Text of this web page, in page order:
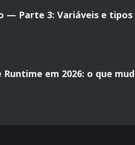
— Parte 3: Variáveis e
em 2026: o que